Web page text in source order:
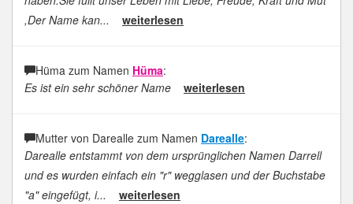
,Der Name kan...
weiterlesen
Hüma zum Namen Hüma:
Es ist ein sehr schöner Name
weiterlesen
Mutter von Darealle zum Namen Darealle:
Darealle entstammt von dem ursprünglichen Namen Darrell
und es wurden einfach ein "r" wegglasen und der Buchstabe
"a" eingefügt, i...
weiterlesen